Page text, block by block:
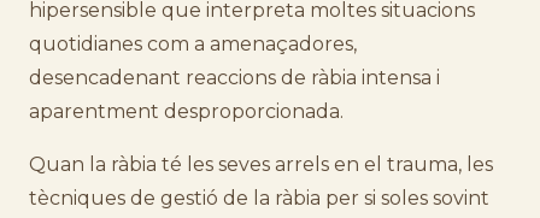
hipersensible que interpreta moltes situacions
quotidianes com a amenaçadores,
desencadenant reaccions de ràbia intensa i
aparentment desproporcionada.
Quan la ràbia té les seves arrels en el trauma, les
tècniques de gestió de la ràbia per si soles sovint